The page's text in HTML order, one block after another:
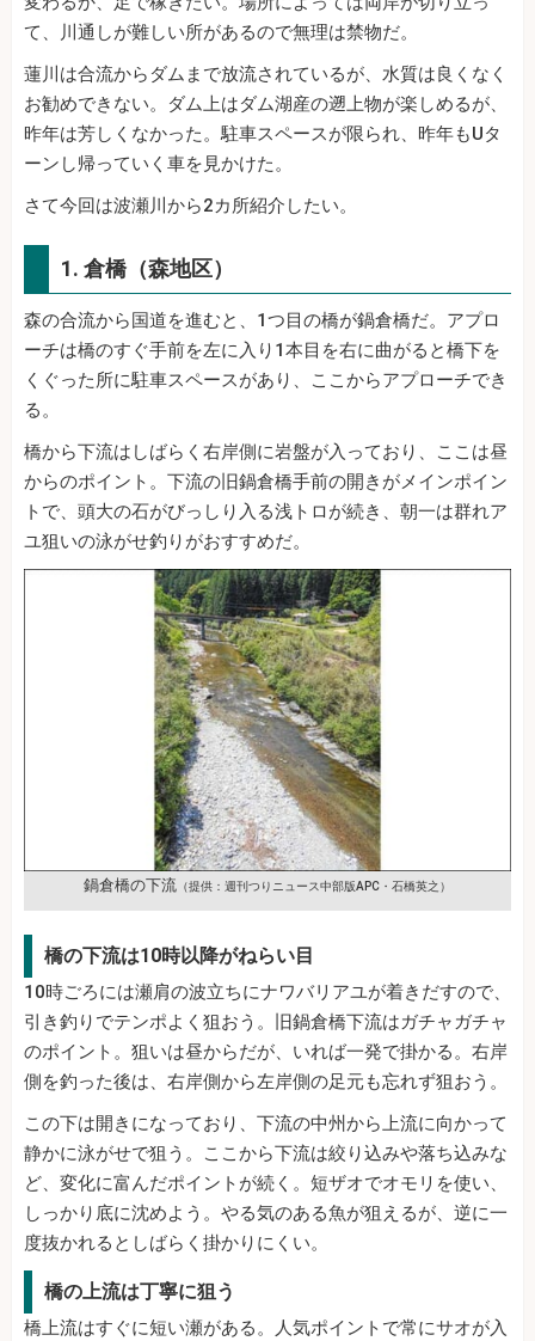
て、川通しが難しい所があるので無理は禁物だ。
蓮川は合流からダムまで放流されているが、水質は良くなく
お勧めできない。ダム上はダム湖産の遡上物が楽しめるが、
昨年は芳しくなかった。駐車スペースが限られ、昨年もUタ
ーンし帰っていく車を見かけた。
さて今回は波瀬川から2カ所紹介したい。
1. 倉橋（森地区）
森の合流から国道を進むと、1つ目の橋が鍋倉橋だ。アプロ
ーチは橋のすぐ手前を左に入り1本目を右に曲がると橋下を
くぐった所に駐車スペースがあり、ここからアプローチでき
る。
橋から下流はしばらく右岸側に岩盤が入っており、ここは昼
からのポイント。下流の旧鍋倉橋手前の開きがメインポイン
トで、頭大の石がびっしり入る浅トロが続き、朝一は群れア
ユ狙いの泳がせ釣りがおすすめだ。
鍋倉橋の下流 （提供：週刊つりニュース中部版APC・石橋英之）
橋の下流は10時以降がねらい目
10時ごろには瀬肩の波立ちにナワバリアユが着きだすので、
引き釣りでテンポよく狙おう。旧鍋倉橋下流はガチャガチャ
のポイント。狙いは昼からだが、いれば一発で掛かる。右岸
側を釣った後は、右岸側から左岸側の足元も忘れず狙おう。
この下は開きになっており、下流の中州から上流に向かって
静かに泳がせで狙う。ここから下流は絞り込みや落ち込みな
ど、変化に富んだポイントが続く。短ザオでオモリを使い、
しっかり底に沈めよう。やる気のある魚が狙えるが、逆に一
度抜かれるとしばらく掛かりにくい。
橋の上流は丁寧に狙う
橋上流はすぐに短い瀬がある。人気ポイントで常にサオが入